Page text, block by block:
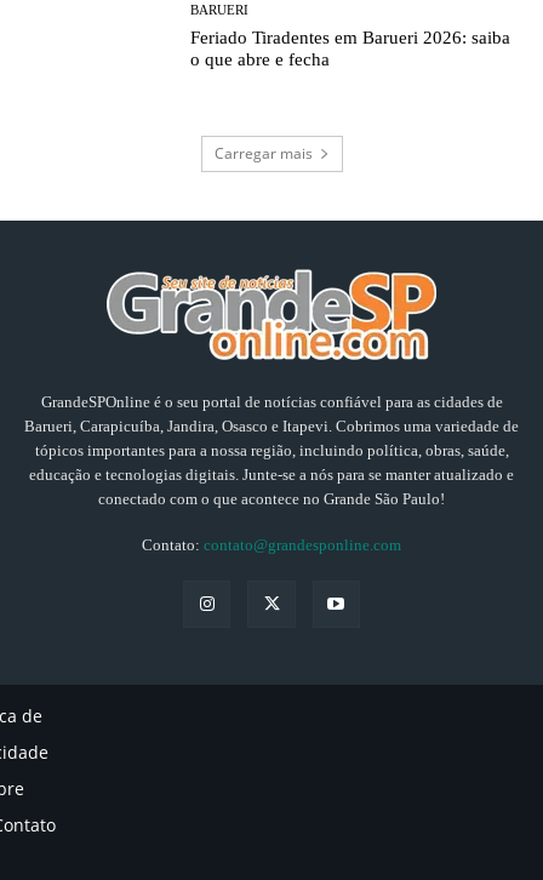
BARUERI
Feriado Tiradentes em Barueri 2026: saiba
o que abre e fecha
Carregar mais
GrandeSPOnline é o seu portal de notícias confiável para as cidades de
Barueri, Carapicuíba, Jandira, Osasco e Itapevi. Cobrimos uma variedade de
tópicos importantes para a nossa região, incluindo política, obras, saúde,
educação e tecnologias digitais. Junte-se a nós para se manter atualizado e
conectado com o que acontece no Grande São Paulo!
Contato: contato@grandesponline.com
de